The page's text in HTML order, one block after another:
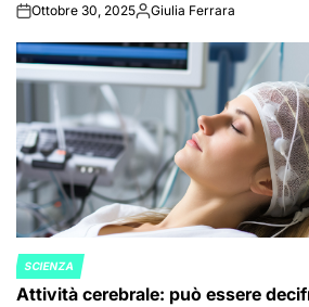
onOttobre 30, 2025Posted
Giulia Ferrara
POSTED
IN
SCIENZA
Attività cerebrale: può essere